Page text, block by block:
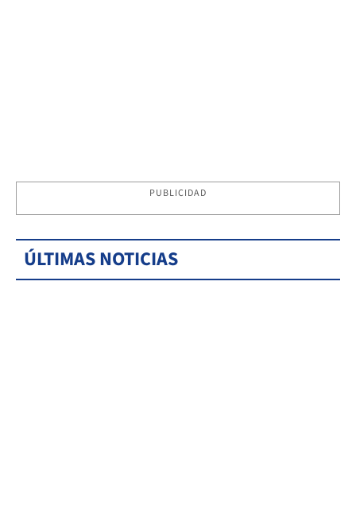
PUBLICIDAD
ÚLTIMAS NOTICIAS